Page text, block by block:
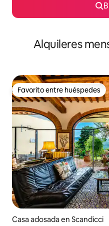
Alquileres
Favorito entre huéspedes
Favorito entre huéspedes
Casa adosada en Scandicci